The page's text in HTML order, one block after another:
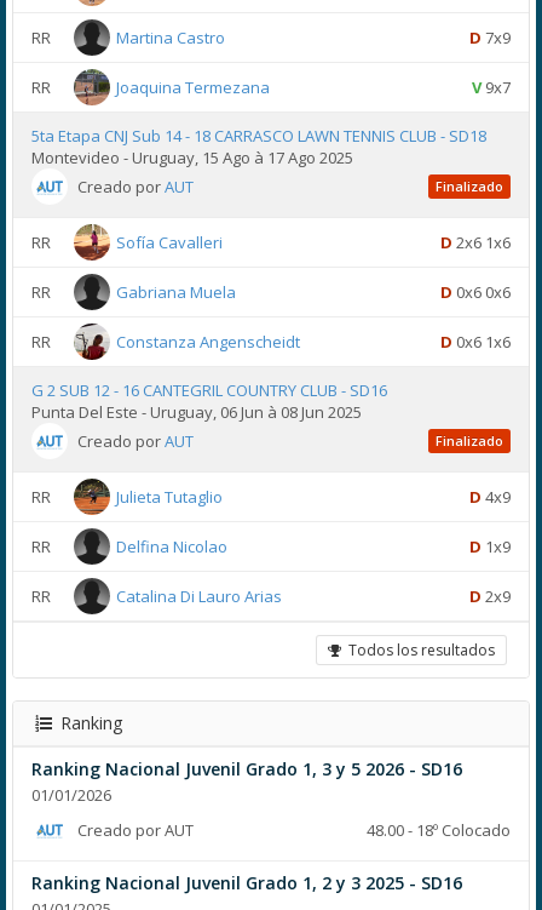
RR Martina Castro D 7x9
RR Joaquina Termezana V9x7
5ta Etapa CNJ Sub 14 - 18 CARRASCO LAWN TENNIS CLUB - SD18
Montevideo - Uruguay, 15 Ago à 17 Ago 2025
Creado porAUT Finalizado
RR Sofía Cavalleri D 2x6 1x6
RR Gabriana Muela D 0x6 0x6
RR Constanza Angenscheidt D 0x6 1x6
G 2 SUB 12 - 16 CANTEGRIL COUNTRY CLUB - SD16
Punta Del Este - Uruguay, 06 Jun à 08 Jun 2025
Creado porAUT Finalizado
RR Julieta Tutaglio D 4x9
RR Delfina Nicolao D 1x9
RR Catalina Di Lauro Arias D 2x9
Todos los resultados
Ranking
Ranking Nacional Juvenil Grado 1, 3 y 5 2026 - SD16
01/01/2026
Creado por AUT
48.00 - 18º Colocado
Ranking Nacional Juvenil Grado 1, 2 y 3 2025 - SD16